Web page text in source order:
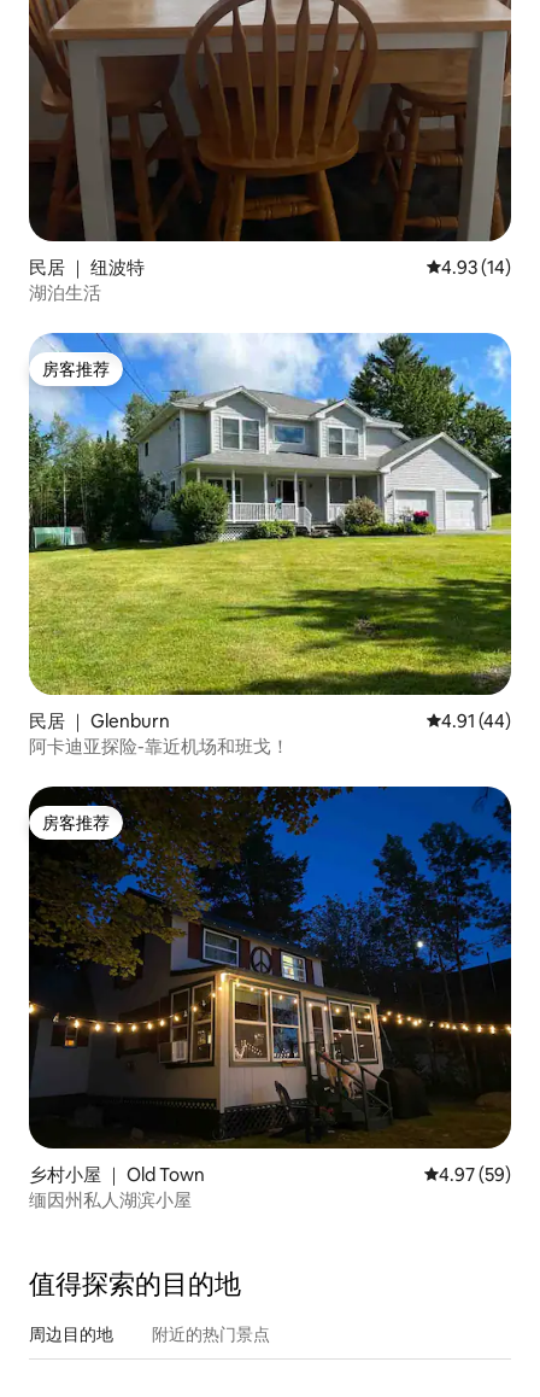
民居 ｜ 纽波特 平均评分
4.93 (14)
湖泊生活
房客推荐
房客推荐
民居 ｜ Glenburn 平均评分
4.91 (44)
阿卡迪亚探险-靠近机场和班戈！
房客推荐
房客推荐
乡村小屋 ｜ Old Town 平均评分
4.97 (59)
缅因州私人湖滨小屋
值得探索的目的地
周边目的地 附近的热门景点